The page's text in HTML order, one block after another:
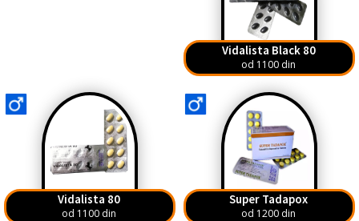
Vidalista Black 80
od 1100 din
Vidalista 80
od 1100 din
Super Tadapox
od 1200 din